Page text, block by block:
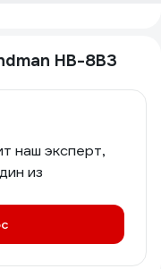
HB-8BЗ
наш эксперт,
из